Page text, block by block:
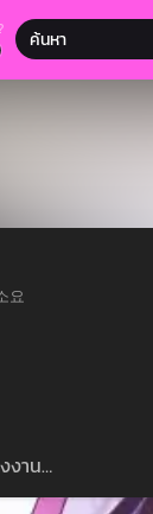
요
งาน…